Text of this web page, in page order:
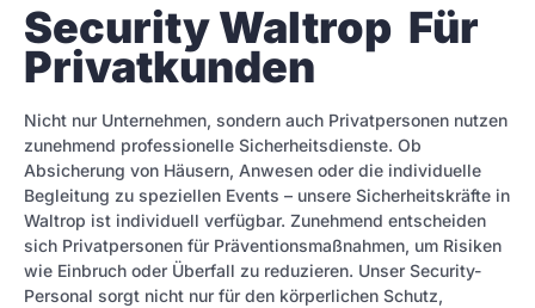
Security Waltrop  Für
Privatkunden
Nicht nur Unternehmen, sondern auch Privatpersonen nutzen
zunehmend professionelle Sicherheitsdienste. Ob
Absicherung von Häusern, Anwesen oder die individuelle
Begleitung zu speziellen Events – unsere Sicherheitskräfte in
Waltrop ist individuell verfügbar. Zunehmend entscheiden
sich Privatpersonen für Präventionsmaßnahmen, um Risiken
wie Einbruch oder Überfall zu reduzieren. Unser Security-
Personal sorgt nicht nur für den körperlichen Schutz,